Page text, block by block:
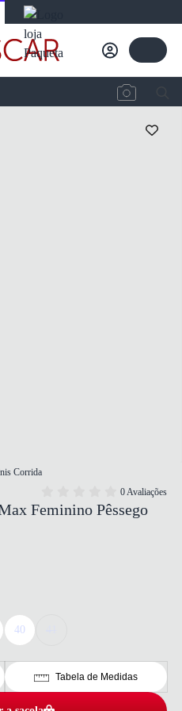
Corrida
0 Avaliações
Feminino Pêssego
40
Tabela de Medidas